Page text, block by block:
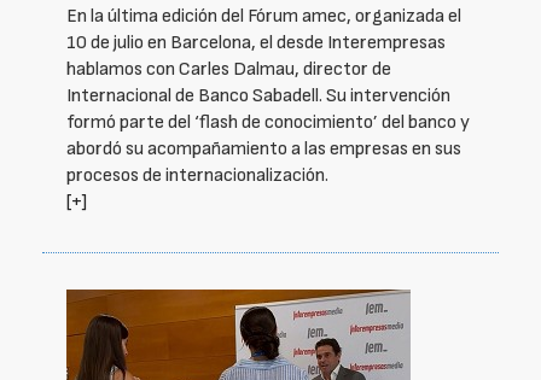
En la última edición del Fórum amec, organizada el
10 de julio en Barcelona, el desde Interempresas
hablamos con Carles Dalmau, director de
Internacional de Banco Sabadell. Su intervención
formó parte del ‘flash de conocimiento’ del banco y
abordó su acompañamiento a las empresas en sus
procesos de internacionalización.
[+]